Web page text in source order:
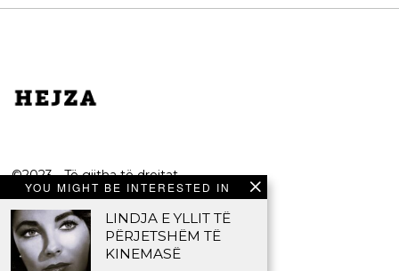
YOU MIGHT BE INTERESTED IN
LINDJA E YLLIT TË
PËRJETSHËM TË
KINEMASË
©2023 - Të gjitha të drejtat
e rezervuara.
HEJZA